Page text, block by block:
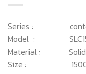
Series :
Model :
Material : Solid
Size : 1500 X